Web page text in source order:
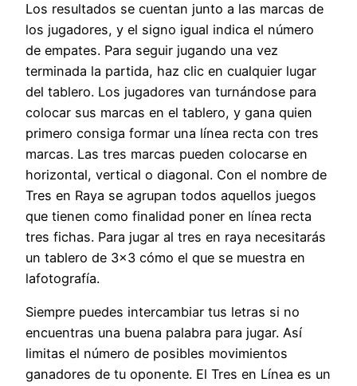
Los resultados se cuentan junto a las marcas de
los jugadores, y el signo igual indica el número
de empates. Para seguir jugando una vez
terminada la partida, haz clic en cualquier lugar
del tablero. Los jugadores van turnándose para
colocar sus marcas en el tablero, y gana quien
primero consiga formar una línea recta con tres
marcas. Las tres marcas pueden colocarse en
horizontal, vertical o diagonal. Con el nombre de
Tres en Raya se agrupan todos aquellos juegos
que tienen como finalidad poner en línea recta
tres fichas. Para jugar al tres en raya necesitarás
un tablero de 3×3 cómo el que se muestra en
lafotografía.
Siempre puedes intercambiar tus letras si no
encuentras una buena palabra para jugar. Así
limitas el número de posibles movimientos
ganadores de tu oponente. El Tres en Línea es un